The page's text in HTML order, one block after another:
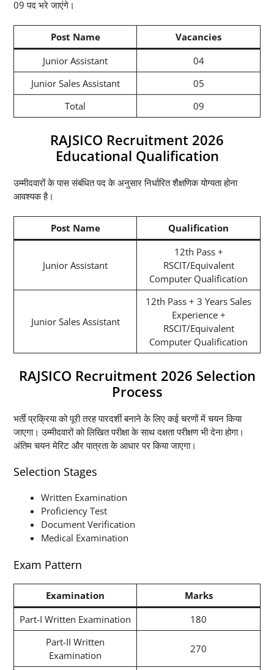
09 पद भरे जाएंगे।
Post Name
Vacancies
Junior Assistant
04
Junior Sales Assistant
05
Total
09
RAJSICO Recruitment 2026
Educational Qualification
उम्मीदवारों के पास संबंधित पद के अनुसार निर्धारित शैक्षणिक योग्यता होना
आवश्यक है।
Post Name Qualification
Junior Assistant
12th Pass +
RSCIT/Equivalent
Computer Qualification
Junior Sales Assistant
12th Pass + 3 Years Sales
Experience +
RSCIT/Equivalent
Computer Qualification
RAJSICO Recruitment 2026 Selection
Process
भर्ती प्रक्रिया को पूरी तरह पारदर्शी बनाने के लिए कई चरणों में चयन किया
जाएगा। उम्मीदवारों को लिखित परीक्षा के साथ दक्षता परीक्षण भी देना होगा।
अंतिम चयन मेरिट और पात्रता के आधार पर किया जाएगा।
Selection Stages
Written Examination
Proficiency Test
Document Verification
Medical Examination
Exam Pattern
Examination
Marks
Part-I Written Examination
180
Part-II Written
Examination
270